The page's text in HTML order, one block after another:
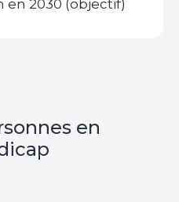
en 2030 (objectif)
en